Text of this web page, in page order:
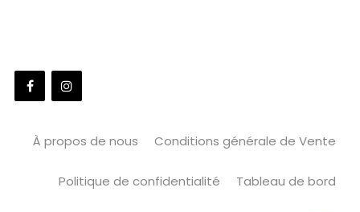
À propos de nous Conditions générale de Vente
Politique de confidentialité Tableau de bord